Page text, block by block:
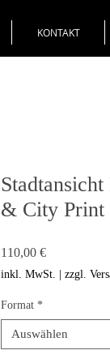
KONTAKT
& City Print
110,00 €Preis
inkl. MwSt. | zzgl.
Format *
Auswählen